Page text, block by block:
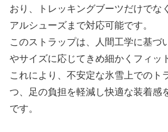
おり、トレッキングブーツだけでな
アルシューズまで対応可能です。
このストラップは、人間工学に基づ
やサイズに応じてきめ細かくフィッ
これにより、不安定な氷雪上でのト
つ、足の負担を軽減し快適な装着感
です。